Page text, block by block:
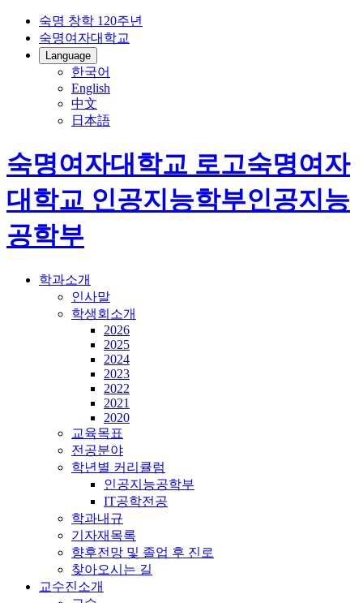
숙명 창학 120주년
숙명여자대학교
Language
한국어
English
中文
日本語
숙명여자대학교 로고숙명여자
대학교 인공지능학부인공지능
공학부
학과소개
인사말
학생회소개
2026
2025
2024
2023
2022
2021
2020
교육목표
전공분야
학년별 커리큘럼
인공지능공학부
IT공학전공
학과내규
기자재목록
향후전망 및 졸업 후 진로
찾아오시는 길
교수진소개